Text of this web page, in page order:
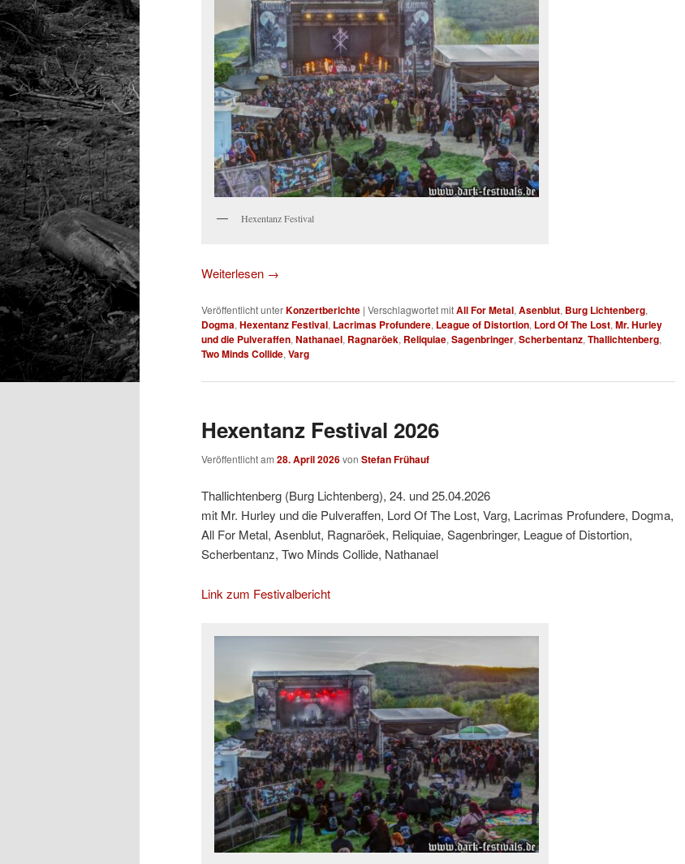
Hexentanz Festival
Weiterlesen →
Veröffentlicht unterKonzertberichte | Verschlagwortet mitAll For Metal,Asenblut, Burg Lichtenberg,
Dogma,Hexentanz Festival, Lacrimas Profundere, League of Distortion, Lord Of The Lost,Mr. Hurley
und die Pulveraffen,Nathanael, Ragnaröek, Reliquiae,Sagenbringer,Scherbentanz,Thallichtenberg,
Two Minds Collide,Varg
Hexentanz Festival 2026
Veröffentlicht am 28. April 2026von Stefan Frühauf
Thallichtenberg (Burg Lichtenberg), 24. und 25.04.2026
mit Mr. Hurley und die Pulveraffen, Lord Of The Lost, Varg, Lacrimas Profundere, Dogma,
All For Metal, Asenblut, Ragnaröek, Reliquiae, Sagenbringer, League of Distortion,
Scherbentanz, Two Minds Collide, Nathanael
Link zum Festivalbericht